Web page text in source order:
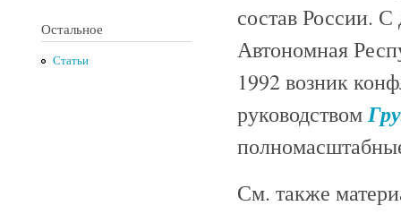
Остальное
Статьи
состав России. С
Автономная
1992 возник
руководством
См. также